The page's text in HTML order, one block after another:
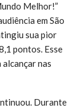
Melhor!”
em São
sua pior
pontos. Esse
nas
Durante